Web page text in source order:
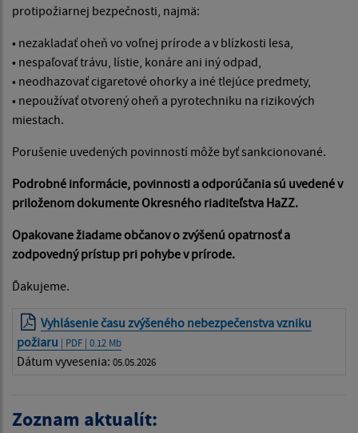
protipožiarnej bezpečnosti, najmä:
• nezakladať oheň vo voľnej prírode a v blízkosti lesa,
• nespaľovať trávu, lístie, konáre ani iný odpad,
• neodhazovať cigaretové ohorky a iné tlejúce predmety,
• nepoužívať otvorený oheň a pyrotechniku na rizikových
miestach.
Porušenie uvedených povinností môže byť sankcionované.
Podrobné informácie, povinnosti a odporúčania sú uvedené v
priloženom dokumente Okresného riaditeľstva HaZZ.
Opakovane žiadame občanov o zvýšenú opatrnosť a
zodpovedný prístup pri pohybe v prírode.
Ďakujeme.
Vyhlásenie času zvýšeného nebezpečenstva vzniku
požiaru | PDF | 0.12 Mb
Dátum vyvesenia: 05.05.2026
Zoznam aktualít: